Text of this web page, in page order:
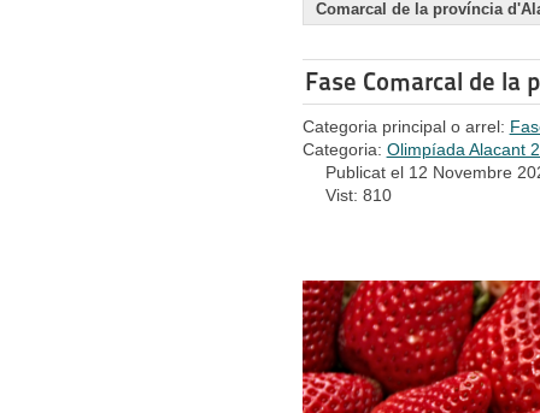
Comarcal de la província
Fase Comarcal de la
Categoria principal o arrel:
Categoria: Olimpíada Alacant
Publicat el 12 Novembre
Vist: 810